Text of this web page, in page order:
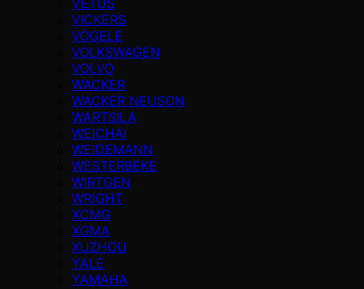
VICKERS
VÖGELE
VOLKSWAGEN
VOLVO
WACKER
WACKER NEUSON
WARTSILA
WEICHAI
WEIDEMANN
WESTERBEKE
WIRTGEN
WRIGHT
XCMG
XGMA
XUZHOU
YALE
YAMAHA